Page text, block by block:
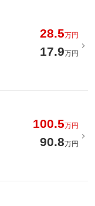
28.5万円
17.9万円
100.5万円
90.8万円